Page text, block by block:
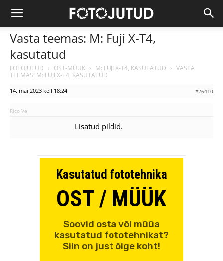
Vasta teemas: M: Fuji X-T4,
kasutatud
FOTOJUTUD › OST-MÜÜK › M: FUJI X-T4, KASUTATUD › VASTA
TEEMAS: M: FUJI X-T4, KASUTATUD
14. mai 2023 kell 18:24 #26410
Rico Ve
Lisatud pildid.